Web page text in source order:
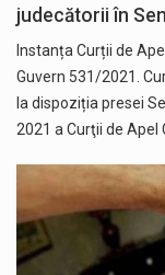
judecătorii în
Instanța Curții de
Guvern 531/2021.
la dispoziția presei
2021 a Curţii de Apel